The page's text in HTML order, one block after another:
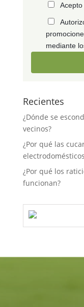
Acepto
mediante
Recientes
¿Dónde se
vecinos?
¿Por qué las
¿Por qué los
funcionan?